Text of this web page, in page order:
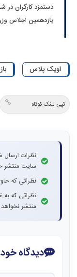
دستمزد کارگران در
یازدهمین اجلاس
اوپک پلاس
کپی لینک کوتاه
نظرات
سایت منتشر
نظراتی که
نظراتی که به
منتشر
دیدگاه